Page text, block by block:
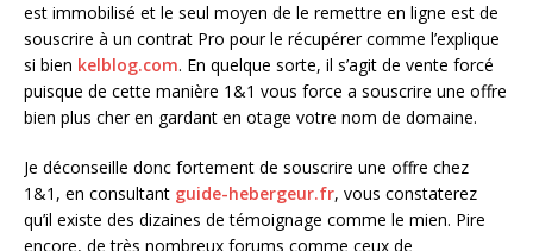
est immobilisé et le seul moyen de le remettre en ligne est de
souscrire à un contrat Pro pour le récupérer comme l’explique
si bien kelblog.com. En quelque sorte, il s’agit de vente forcé
puisque de cette manière 1&1 vous force a souscrire une offre
bien plus cher en gardant en otage votre nom de domaine.
Je déconseille donc fortement de souscrire une offre chez
1&1, en consultant guide-hebergeur.fr, vous constaterez
qu’il existe des dizaines de témoignage comme le mien. Pire
encore, de très nombreux forums comme ceux de